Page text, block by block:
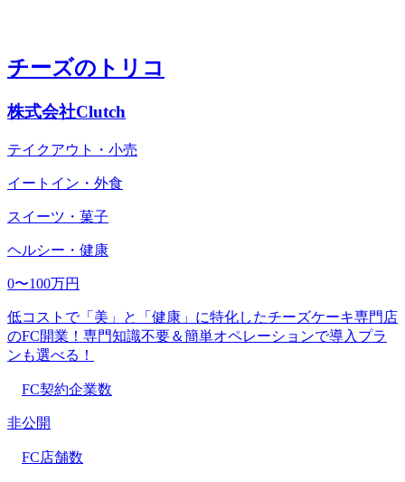
チーズのトリコ
株式会社Clutch
テイクアウト・小売
イートイン・外食
スイーツ・菓子
ヘルシー・健康
0〜100万円
低コストで「美」と「健康」に特化したチーズケーキ専門店
のFC開業！専門知識不要＆簡単オペレーションで導入プラ
ンも選べる！
FC契約企業数
非公開
FC店舗数